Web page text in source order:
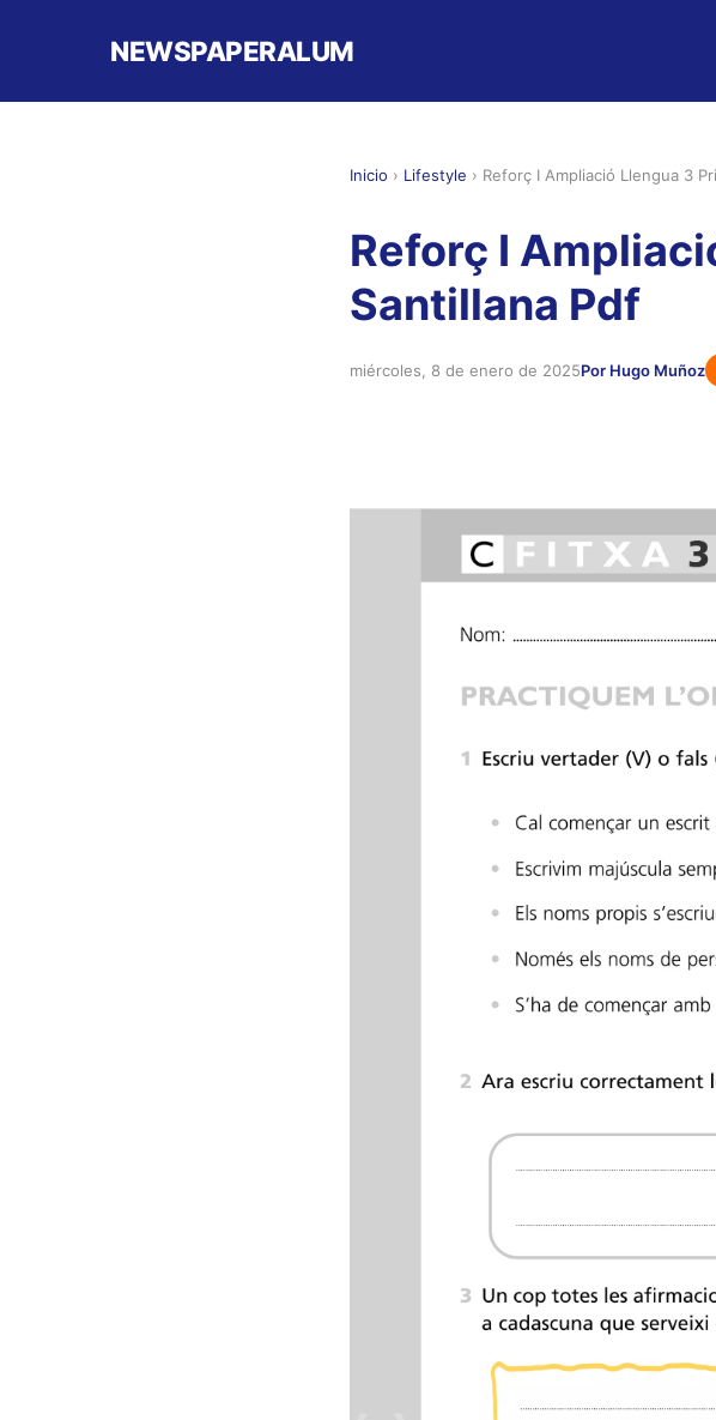
NEWSPAPERALUM
Inicio › Lifestyle › Reforç I Ampliació Llengua 3
Reforç I
Santillana Pdf
miércoles, 8 de enero de 2025Por Hugo Muñoz